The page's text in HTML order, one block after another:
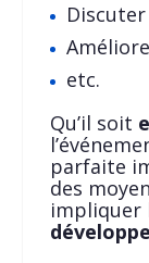
etc.
Qu’il soit
parfaite
des
impliquer